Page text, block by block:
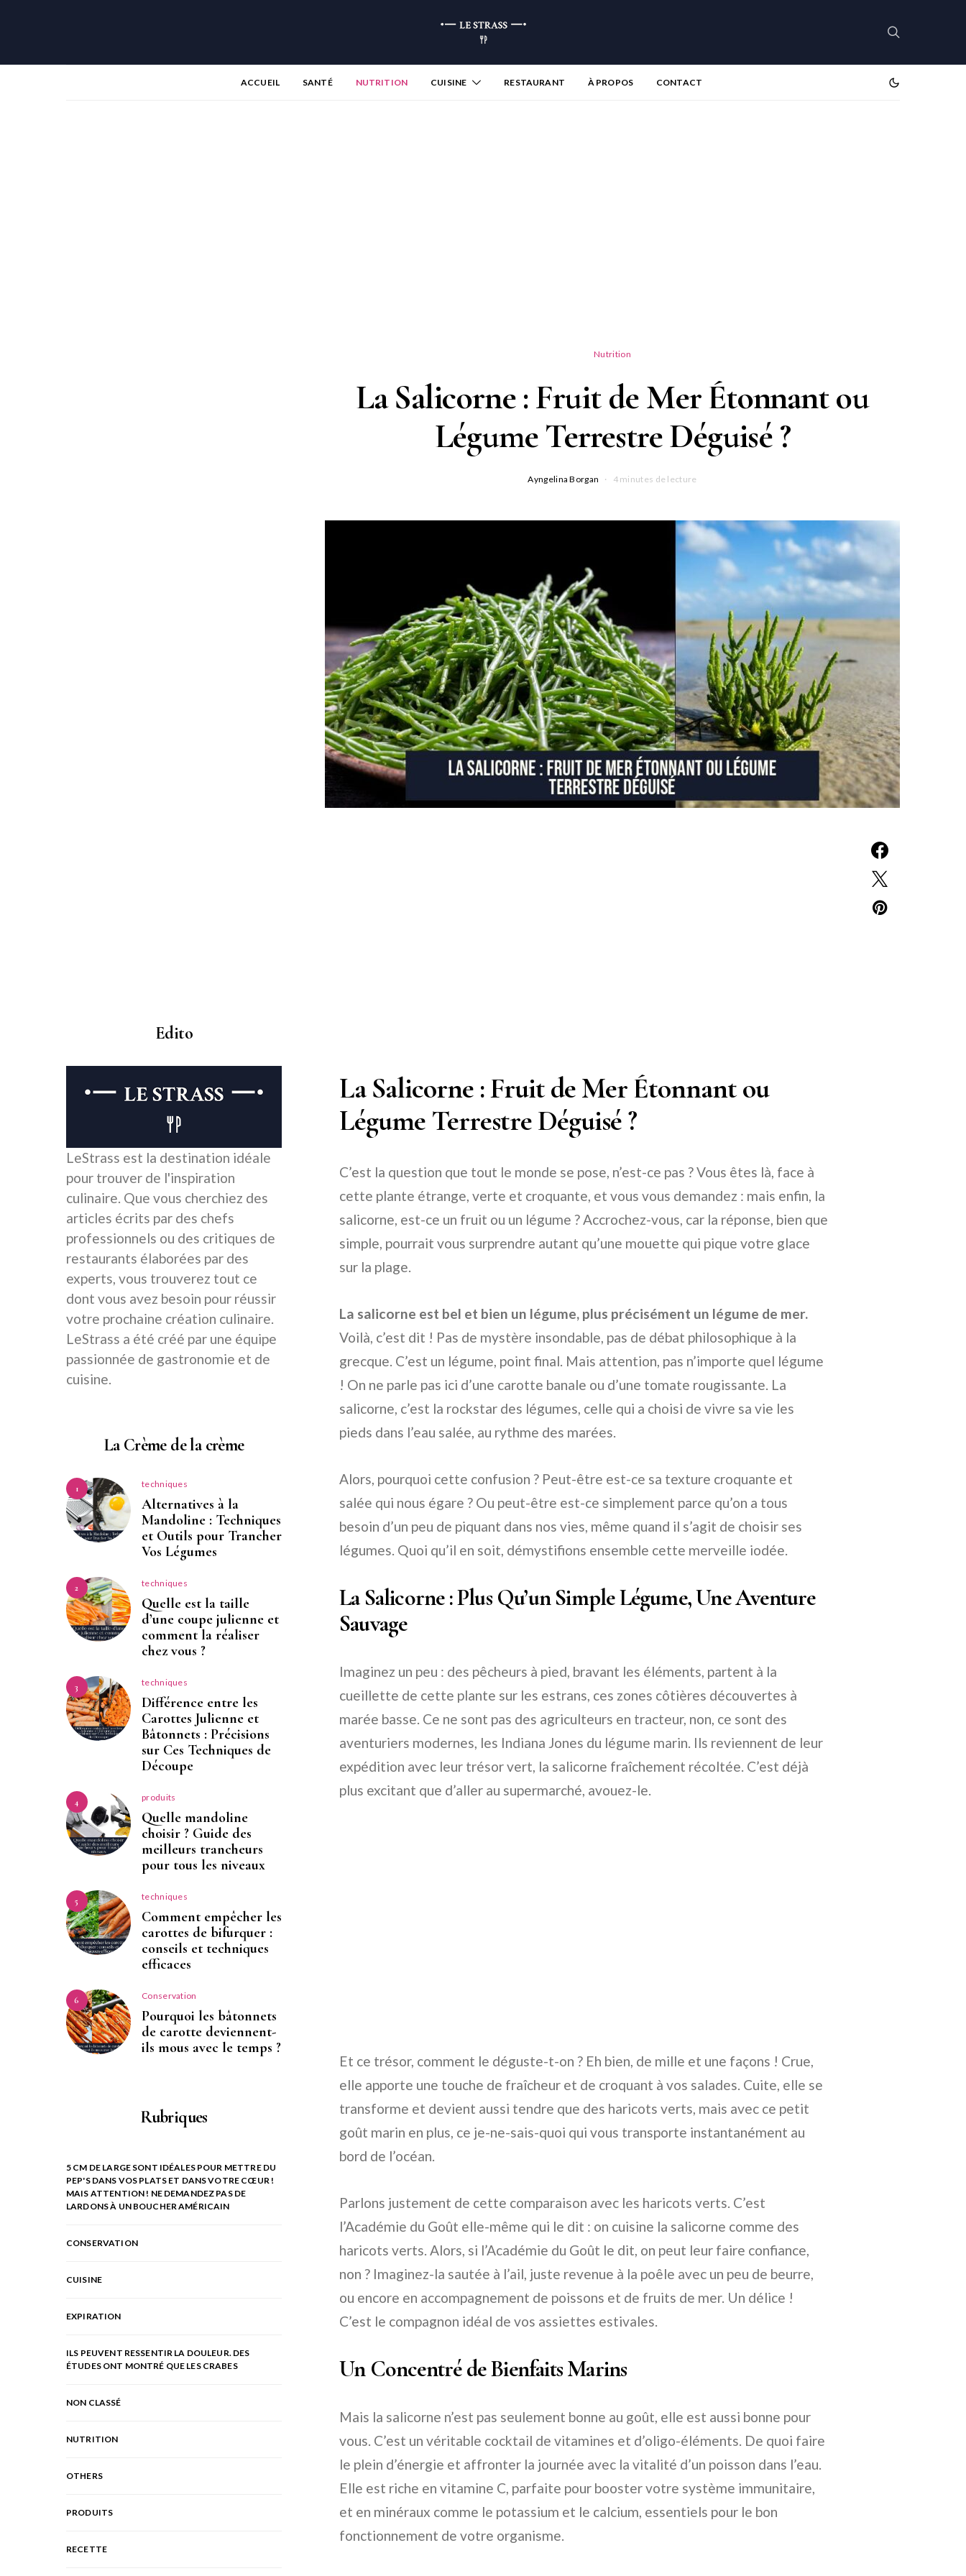
ACCUEIL SANTÉ NUTRITION CUISINE RESTAURANT À PROPOS CONTACT
Nutrition
La Salicorne : Fruit de Mer Étonnant ou
Légume Terrestre Déguisé ?
Ayngelina Borgan 4 minutes de lecture
La Salicorne : Fruit de Mer Étonnant ou
Légume Terrestre Déguisé ?
C’est la question que tout le monde se pose, n’est-ce pas ? Vous êtes là, face à
cette plante étrange, verte et croquante, et vous vous demandez : mais enfin, la
salicorne, est-ce un fruit ou un légume ? Accrochez-vous, car la réponse, bien que
simple, pourrait vous surprendre autant qu’une mouette qui pique votre glace
sur la plage.
La salicorne est bel et bien un légume, plus précisément un légume de mer.
Voilà, c’est dit ! Pas de mystère insondable, pas de débat philosophique à la
grecque. C’est un légume, point final. Mais attention, pas n’importe quel légume
! On ne parle pas ici d’une carotte banale ou d’une tomate rougissante. La
salicorne, c’est la rockstar des légumes, celle qui a choisi de vivre sa vie les
pieds dans l’eau salée, au rythme des marées.
Alors, pourquoi cette confusion ? Peut-être est-ce sa texture croquante et
salée qui nous égare ? Ou peut-être est-ce simplement parce qu’on a tous
besoin d’un peu de piquant dans nos vies, même quand il s’agit de choisir ses
légumes. Quoi qu’il en soit, démystifions ensemble cette merveille iodée.
La Salicorne : Plus Qu’un Simple Légume, Une Aventure
Sauvage
Imaginez un peu : des pêcheurs à pied, bravant les éléments, partent à la
cueillette de cette plante sur les estrans, ces zones côtières découvertes à
marée basse. Ce ne sont pas des agriculteurs en tracteur, non, ce sont des
aventuriers modernes, les Indiana Jones du légume marin. Ils reviennent de leur
expédition avec leur trésor vert, la salicorne fraîchement récoltée. C’est déjà
plus excitant que d’aller au supermarché, avouez-le.
Et ce trésor, comment le déguste-t-on ? Eh bien, de mille et une façons ! Crue,
elle apporte une touche de fraîcheur et de croquant à vos salades. Cuite, elle se
transforme et devient aussi tendre que des haricots verts, mais avec ce petit
goût marin en plus, ce je-ne-sais-quoi qui vous transporte instantanément au
bord de l’océan.
Parlons justement de cette comparaison avec les haricots verts. C’est
l’Académie du Goût elle-même qui le dit : on cuisine la salicorne comme des
haricots verts. Alors, si l’Académie du Goût le dit, on peut leur faire confiance,
non ? Imaginez-la sautée à l’ail, juste revenue à la poêle avec un peu de beurre,
ou encore en accompagnement de poissons et de fruits de mer. Un délice !
C’est le compagnon idéal de vos assiettes estivales.
Un Concentré de Bienfaits Marins
Mais la salicorne n’est pas seulement bonne au goût, elle est aussi bonne pour
vous. C’est un véritable cocktail de vitamines et d’oligo-éléments. De quoi faire
le plein d’énergie et affronter la journée avec la vitalité d’un poisson dans l’eau.
Elle est riche en vitamine C, parfaite pour booster votre système immunitaire,
et en minéraux comme le potassium et le calcium, essentiels pour le bon
fonctionnement de votre organisme.
Edito
LeStrass est la destination idéale
pour trouver de l'inspiration
culinaire. Que vous cherchiez des
articles écrits par des chefs
professionnels ou des critiques de
restaurants élaborées par des
experts, vous trouverez tout ce
dont vous avez besoin pour réussir
votre prochaine création culinaire.
LeStrass a été créé par une équipe
passionnée de gastronomie et de
cuisine.
La Crème de la crème
1 techniques
Alternatives à la
Mandoline : Techniques
et Outils pour Trancher
Vos Légumes
2 techniques
Quelle est la taille
d’une coupe julienne et
comment la réaliser
chez vous ?
3 techniques
Différence entre les
Carottes Julienne et
Bâtonnets : Précisions
sur Ces Techniques de
Découpe
4 produits
Quelle mandoline
choisir ? Guide des
meilleurs trancheurs
pour tous les niveaux
5 techniques
Comment empêcher les
carottes de bifurquer :
conseils et techniques
efficaces
6 Conservation
Pourquoi les bâtonnets
de carotte deviennent-
ils mous avec le temps ?
Rubriques
5 CM DE LARGE SONT IDÉALES POUR METTRE DU
PEP'S DANS VOS PLATS ET DANS VOTRE CŒUR !
MAIS ATTENTION ! NE DEMANDEZ PAS DE
LARDONS À UN BOUCHER AMÉRICAIN
CONSERVATION
CUISINE
EXPIRATION
ILS PEUVENT RESSENTIR LA DOULEUR. DES
ÉTUDES ONT MONTRÉ QUE LES CRABES
NON CLASSÉ
NUTRITION
OTHERS
PRODUITS
RECETTE